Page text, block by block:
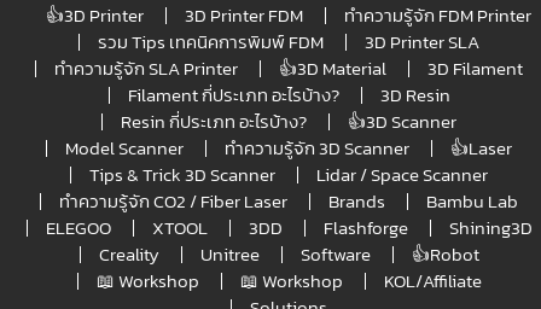
👍3D Printer 3D Printer FDM
ทำความรู้จัก FDM Printer
รวม Tips เทคนิคการพิมพ์ FDM
3D Printer SLA
ทำความรู้จัก SLA Printer
👍3D Material
3D Filament
Filament กี่ประเภท อะไรบ้าง?
3D Resin
Resin กี่ประเภท อะไรบ้าง?
👍3D Scanner
Model Scanner
ทำความรู้จัก 3D Scanner
👍Laser
Tips & Trick 3D Scanner
Lidar / Space Scanner
ทำความรู้จัก CO2 / Fiber Laser
Brands
Bambu Lab
ELEGOO
XTOOL 3DD Flashforge
Shining3D
Creality
Unitree Software
👍Robot
📖 Workshop
📖 Workshop
KOL/Affiliate